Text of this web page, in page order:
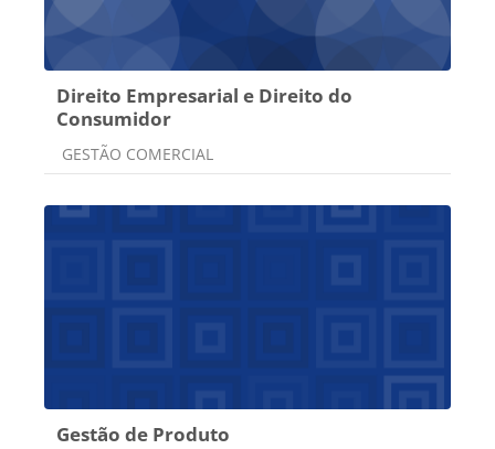
Direito Empresarial e Direito do
Consumidor
Categoria do curso
GESTÃO COMERCIAL
Gestão de Produto